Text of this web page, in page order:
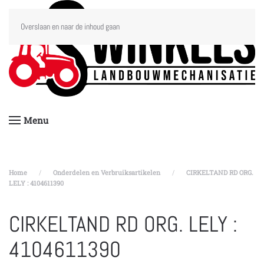
Overslaan en naar de inhoud gaan
Menu
Home Onderdelen en Verbruiksartikelen
CIRKELTAND RD ORG.
LELY : 4104611390
CIRKELTAND RD ORG. LELY :
4104611390